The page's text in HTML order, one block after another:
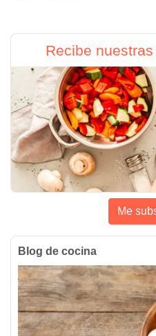
Recibe
Me
Blog de cocina